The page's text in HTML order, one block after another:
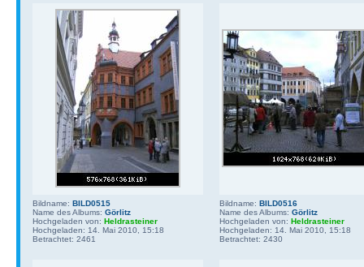
Bildname: BILD0515
Name des Albums: Görlitz
Hochgeladen von: Heldrasteiner
Hochgeladen: 14. Mai 2010, 15:18
Betrachtet: 2461
Bildname: BILD0516
Name des Albums: Görlitz
Hochgeladen von: Heldrasteiner
Hochgeladen: 14. Mai 2010, 15:18
Betrachtet: 2430